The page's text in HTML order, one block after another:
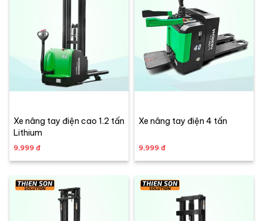
Xe nâng tay điện cao 1.2 tấn
Lithium
9,999 đ
Xe nâng tay điện 4 tấn
9,999 đ